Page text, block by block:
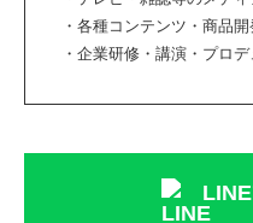
・各種コンテンツ・商品
・企業研修・講演・プロ